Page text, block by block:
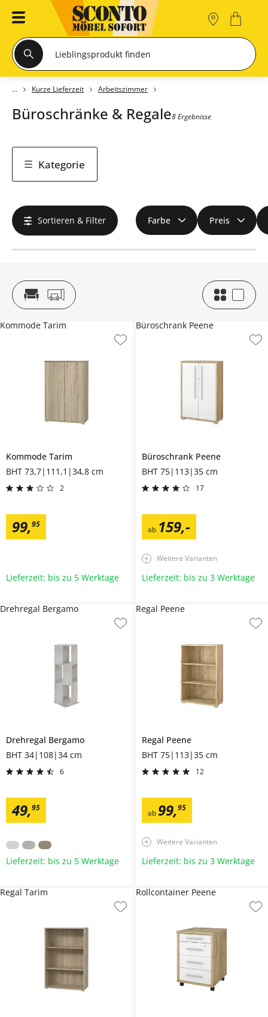
Kurze Lieferzeit Arbeitszimmer
Büroschränke & Regale8 Ergebnisse
Kategorie
Sortieren & Filter Farbe Preis
Kommode Tarim
BHT 73,7|111,1|34,8 cm
2
99,95
Kommode Tarim
Lieferzeit: bis zu 5 Werktage
Büroschrank Peene
BHT 75|113|35 cm
17
ab 159,-
Büroschrank Peene
Weitere Varianten
Lieferzeit: bis zu 3 Werktage
Drehregal Bergamo
BHT 34|108|34 cm
6
49,95
Drehregal Bergamo
Lieferzeit: bis zu 5 Werktage
Regal Peene
BHT 75|113|35 cm
12
ab 99,95
Regal Peene
Weitere Varianten
Lieferzeit: bis zu 3 Werktage
Regal Tarim Rollcontainer Peene